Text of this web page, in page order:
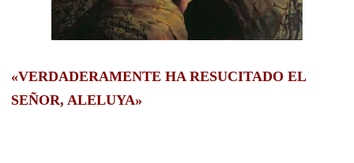
«VERDADERAMENTE HA RESUCITADO EL
SEÑOR, ALELUYA»